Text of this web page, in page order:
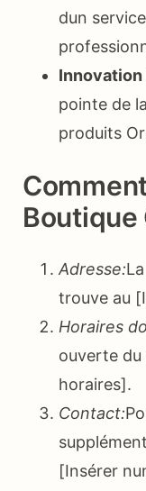
dun
pointe de
produits
Boutique
Adresse:
trouve au
Horaires
ouverte du
horaires].
Contact:
[Insérer